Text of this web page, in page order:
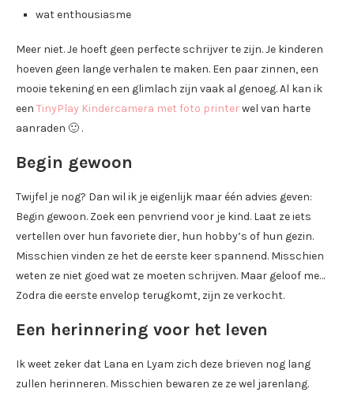
wat enthousiasme
Meer niet. Je hoeft geen perfecte schrijver te zijn. Je kinderen
hoeven geen lange verhalen te maken. Een paar zinnen, een
mooie tekening en een glimlach zijn vaak al genoeg. Al kan ik
een TinyPlay Kindercamera met foto printerwel van harte
aanraden 🙂 .
Begin gewoon
Twijfel je nog? Dan wil ik je eigenlijk maar één advies geven:
Begin gewoon. Zoek een penvriend voor je kind. Laat ze iets
vertellen over hun favoriete dier, hun hobby’s of hun gezin.
Misschien vinden ze het de eerste keer spannend. Misschien
weten ze niet goed wat ze moeten schrijven. Maar geloof me…
Zodra die eerste envelop terugkomt, zijn ze verkocht.
Een herinnering voor het leven
Ik weet zeker dat Lana en Lyam zich deze brieven nog lang
zullen herinneren. Misschien bewaren ze ze wel jarenlang.